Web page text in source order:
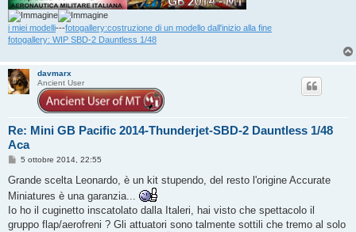
i miei modelli---fotogallery:costruzione di un modello dall'inizio alla fine
fotogallery: WIP SBD-2 Dauntless 1/48
davmarx
Ancient User
Re: Mini GB Pacific 2014-Thunderjet-SBD-2 Dauntless 1/48
Aca
M
s
a
g
g
i
5 ottobre 2014, 22:55
Grande scelta Leonardo, è un kit stupendo, del resto l'origine Accurate
Miniatures è una garanzia...
Io ho il cuginetto inscatolato dalla Italeri, hai visto che spettacolo il
gruppo flap/aerofreni ? Gli attuatori sono talmente sottili che tremo al solo